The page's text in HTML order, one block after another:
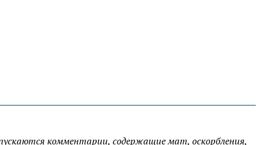
комментарии, содержащие мат, оскорбления,